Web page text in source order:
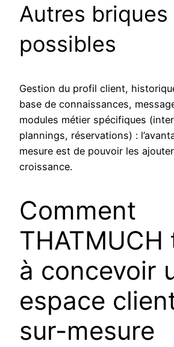
Autres briques
possibles
Gestion du profil client,
base de connaissances,
modules métier spécifiques
plannings, réservations) :
mesure est de pouvoir les
croissance.
Comment
THATMUCH
à concevoir
espace
sur-mesure